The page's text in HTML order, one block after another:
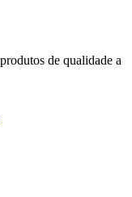
de qualidade a